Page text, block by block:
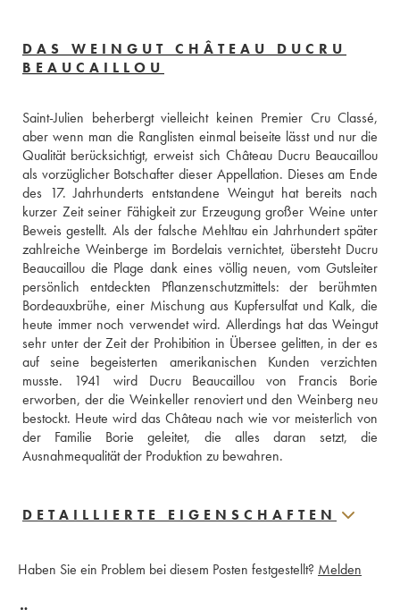
DAS WEINGUT CHÂTEAU DUCRU
BEAUCAILLOU
Saint-Julien beherbergt vielleicht keinen Premier Cru Classé,
aber wenn man die Ranglisten einmal beiseite lässt und nur die
Qualität berücksichtigt, erweist sich Château Ducru Beaucaillou
als vorzüglicher Botschafter dieser Appellation. Dieses am Ende
des 17. Jahrhunderts entstandene Weingut hat bereits nach
kurzer Zeit seiner Fähigkeit zur Erzeugung großer Weine unter
Beweis gestellt. Als der falsche Mehltau ein Jahrhundert später
zahlreiche Weinberge im Bordelais vernichtet, übersteht Ducru
Beaucaillou die Plage dank eines völlig neuen, vom Gutsleiter
persönlich entdeckten Pflanzenschutzmittels: der berühmten
Bordeauxbrühe, einer Mischung aus Kupfersulfat und Kalk, die
heute immer noch verwendet wird. Allerdings hat das Weingut
sehr unter der Zeit der Prohibition in Übersee gelitten, in der es
auf seine begeisterten amerikanischen Kunden verzichten
musste. 1941 wird Ducru Beaucaillou von Francis Borie
erworben, der die Weinkeller renoviert und den Weinberg neu
bestockt. Heute wird das Château nach wie vor meisterlich von
der Familie Borie geleitet, die alles daran setzt, die
Ausnahmequalität der Produktion zu bewahren.
DETAILLIERTE EIGENSCHAFTEN
Haben Sie ein Problem bei diesem Posten festgestellt? Melden